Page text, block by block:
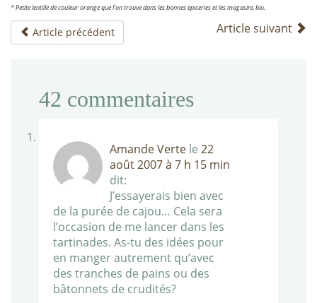
* Petite lentille de couleur orange que l’on trouve dans les bonnes épiceries et les magasins bio.
Article précédent Article suivant
42 commentaires
Amande Verte le 22
août 2007 à 7 h 15 min
dit:
J’essayerais bien avec
de la purée de cajou… Cela sera
l’occasion de me lancer dans les
tartinades. As-tu des idées pour
en manger autrement qu’avec
des tranches de pains ou des
bâtonnets de crudités?